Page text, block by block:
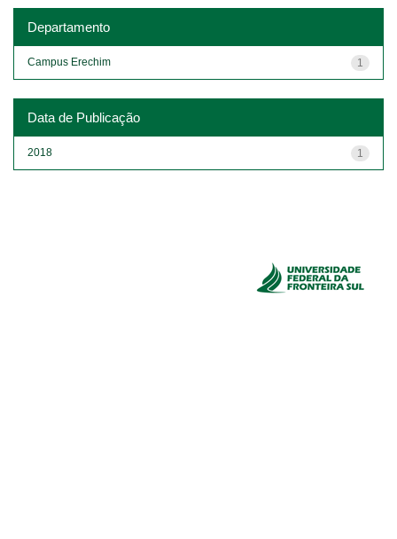
Departamento
1
Campus Erechim
Data de Publicação
1
2018